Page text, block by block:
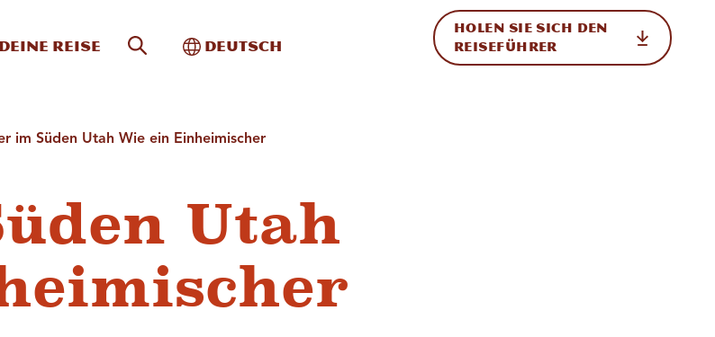
Reise Website-Suche
Toggle International
Deutsch
HOLEN SIE SICH DEN
REISEFÜHRER
im Süden Utah Wie ein Einheimischer
Utah